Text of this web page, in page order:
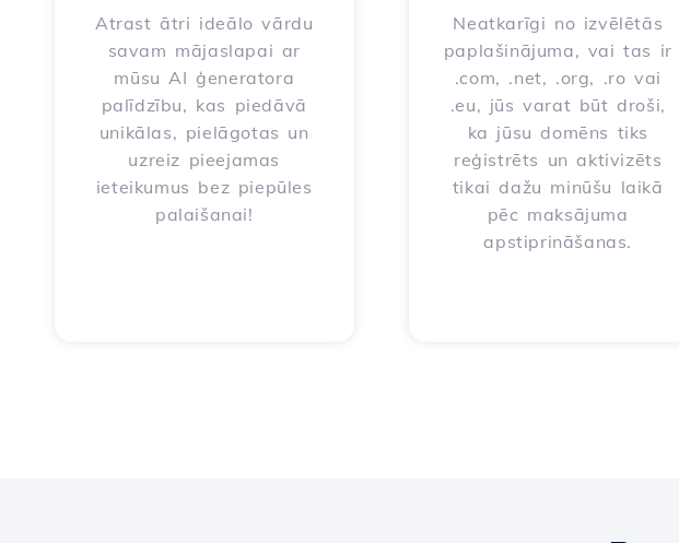
Atrast ātri ideālo vārdu
savam mājaslapai ar
mūsu AI ģeneratora
palīdzību, kas piedāvā
unikālas, pielāgotas un
uzreiz pieejamas
ieteikumus bez piepūles
palaišanai!
Neatkarīgi no izvēlētās
paplašinājuma, vai tas ir
.com, .net, .org, .ro vai
.eu, jūs varat būt droši,
ka jūsu domēns tiks
reģistrēts un aktivizēts
tikai dažu minūšu laikā
pēc maksājuma
apstiprināšanas.